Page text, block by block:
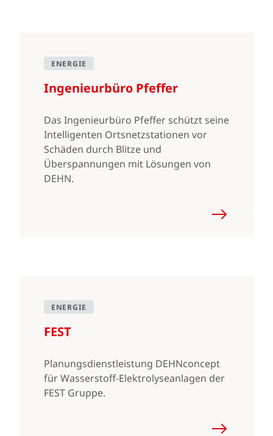
ENERGIE
Ingenieurbüro Pfeffer
Das Ingenieurbüro Pfeffer schützt seine
Intelligenten Ortsnetzstationen vor
Schäden durch Blitze und
Überspannungen mit Lösungen von
DEHN.
ENERGIE
FEST
Planungsdienstleistung DEHNconcept
für Wasserstoff-Elektrolyseanlagen der
FEST Gruppe.